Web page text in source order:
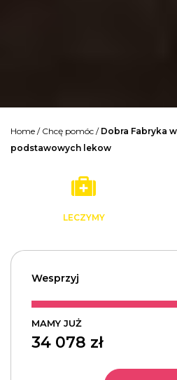
Home / Chcę pomóc / Dobra Fabryka
podstawowych lekow
LECZYMY
Wesprzyj
MAMY JUŻ
34 078 zł